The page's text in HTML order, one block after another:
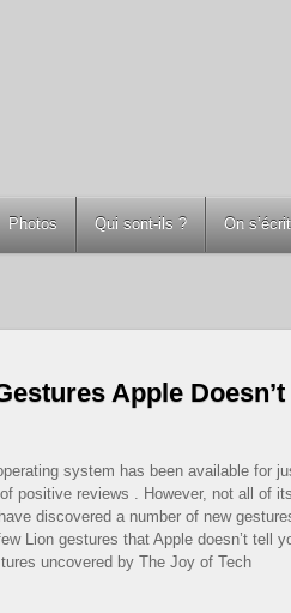
Photos Qui sont-ils ? On
Apple Doesn’t
system has been available for
positive reviews . However, not all of
discovered a number of new
Lion gestures that Apple doesn’t tell
uncovered by The Joy of Tech